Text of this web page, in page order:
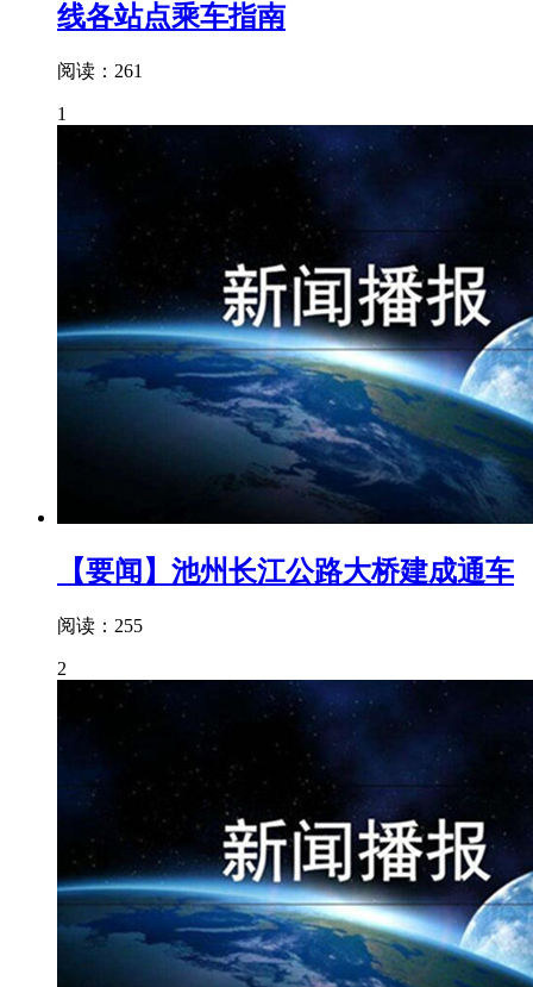
线各站点乘车指南
阅读：261
1
【要闻】池州长江公路大桥建成通车
阅读：255
2